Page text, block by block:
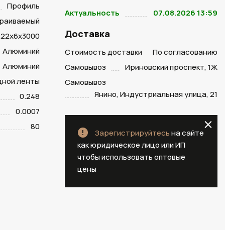
Профиль
22х6х3000
Алюминий
Алюминий
ленты
0.248
0.0007
80
Актуальность 07.08.2026 13:59
Доставка
Стоимость доставки
По согласованию
Самовывоз
Ириновский проспект, 1Ж
Самовывоз
Янино, Индустриальная улица, 21
Зарегистрируйтесьна сайте
как юридическое лицо или ИП
чтобы использовать оптовые
цены